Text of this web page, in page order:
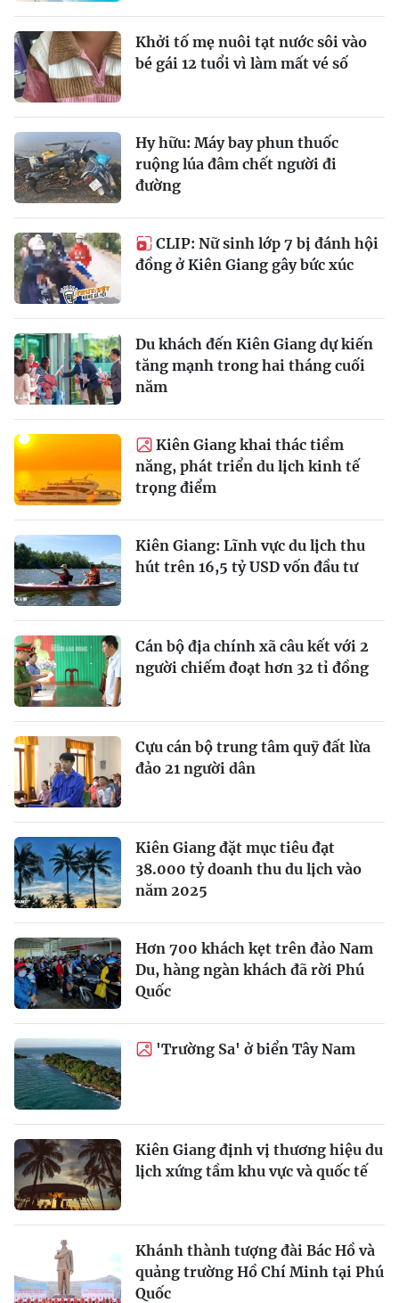
Khởi tố mẹ nuôi tạt nước sôi vào
bé gái 12 tuổi vì làm mất vé số
Hy hữu: Máy bay phun thuốc
ruộng lúa đâm chết người đi
đường
CLIP: Nữ sinh lớp 7 bị đánh hội
đồng ở Kiên Giang gây bức xúc
Du khách đến Kiên Giang dự kiến
tăng mạnh trong hai tháng cuối
năm
Kiên Giang khai thác tiềm
năng, phát triển du lịch kinh tế
trọng điểm
Kiên Giang: Lĩnh vực du lịch thu
hút trên 16,5 tỷ USD vốn đầu tư
Cán bộ địa chính xã câu kết với 2
người chiếm đoạt hơn 32 tỉ đồng
Cựu cán bộ trung tâm quỹ đất lừa
đảo 21 người dân
Kiên Giang đặt mục tiêu đạt
38.000 tỷ doanh thu du lịch vào
năm 2025
Hơn 700 khách kẹt trên đảo Nam
Du, hàng ngàn khách đã rời Phú
Quốc
'Trường Sa' ở biển Tây Nam
Kiên Giang định vị thương hiệu du
lịch xứng tầm khu vực và quốc tế
Khánh thành tượng đài Bác Hồ và
quảng trường Hồ Chí Minh tại Phú
Quốc